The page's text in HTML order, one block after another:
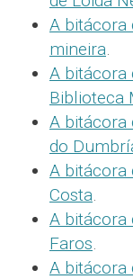
A bitácora
mineira.
A bitácora
Biblioteca
A bitácora
do
A bitácora
Costa.
A bitácora
Faros.
A bitácora